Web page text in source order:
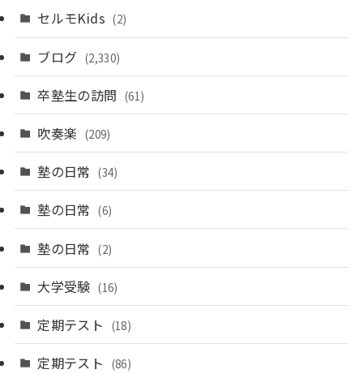
セルモKids (2)
ブログ (2,330)
卒塾生の訪問 (61)
吹奏楽 (209)
塾の日常 (34)
塾の日常 (6)
塾の日常 (2)
大学受験 (16)
定期テスト (18)
定期テスト (86)